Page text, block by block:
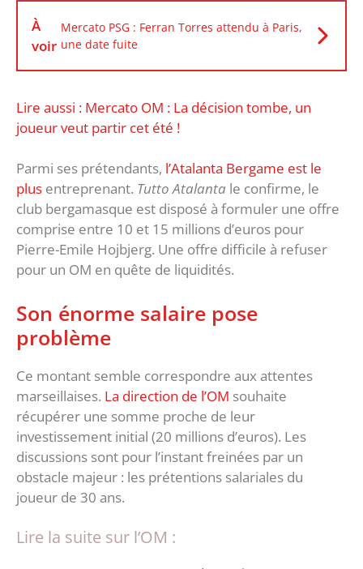
À
voir
Mercato PSG : Ferran Torres attendu à Paris,
une date fuite
Lire aussi : Mercato OM : La décision tombe, un
joueur veut partir cet été !
Parmi ses prétendants, l’Atalanta Bergame est le
plus entreprenant. Tutto Atalanta le confirme, le
club bergamasque est disposé à formuler une offre
comprise entre 10 et 15 millions d’euros pour
Pierre-Emile Hojbjerg. Une offre difficile à refuser
pour un OM en quête de liquidités.
Son énorme salaire pose
problème
Ce montant semble correspondre aux attentes
marseillaises. La direction de l’OM souhaite
récupérer une somme proche de leur
investissement initial (20 millions d’euros). Les
discussions sont pour l’instant freinées par un
obstacle majeur : les prétentions salariales du
joueur de 30 ans.
Lire la suite sur l’OM :